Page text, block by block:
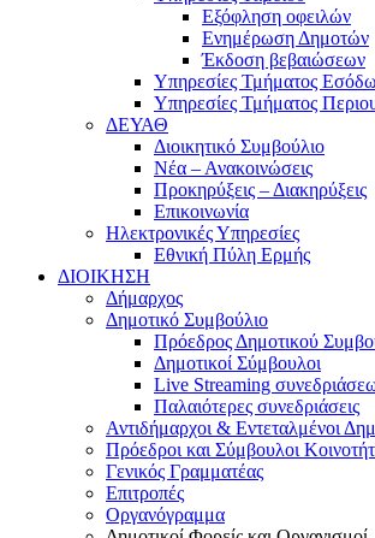
Εξόφληση οφειλών
Ενημέρωση Δημοτών
Έκδοση βεβαιώσεων
Υπηρεσίες Τμήματος
Υπηρεσίες Τμήματος
ΔΕΥΑΘ
Διοικητικό Συμβούλιο
Νέα – Ανακοινώσεις
Προκηρύξεις – Διακηρύξεις
Επικοινωνία
Ηλεκτρονικές Υπηρεσίες
Εθνική Πύλη Ερμής
ΔΙΟΙΚΗΣΗ
Δήμαρχος
Δημοτικό Συμβούλιο
Πρόεδρος Δημοτικού
Δημοτικοί Σύμβουλοι
Live Streaming
Παλαιότερες συνεδριάσεις
Αντιδήμαρχοι & Εντεταλμένοι
Πρόεδροι και Σύμβουλοι
Γενικός Γραμματέας
Επιτροπές
Οργανόγραμμα